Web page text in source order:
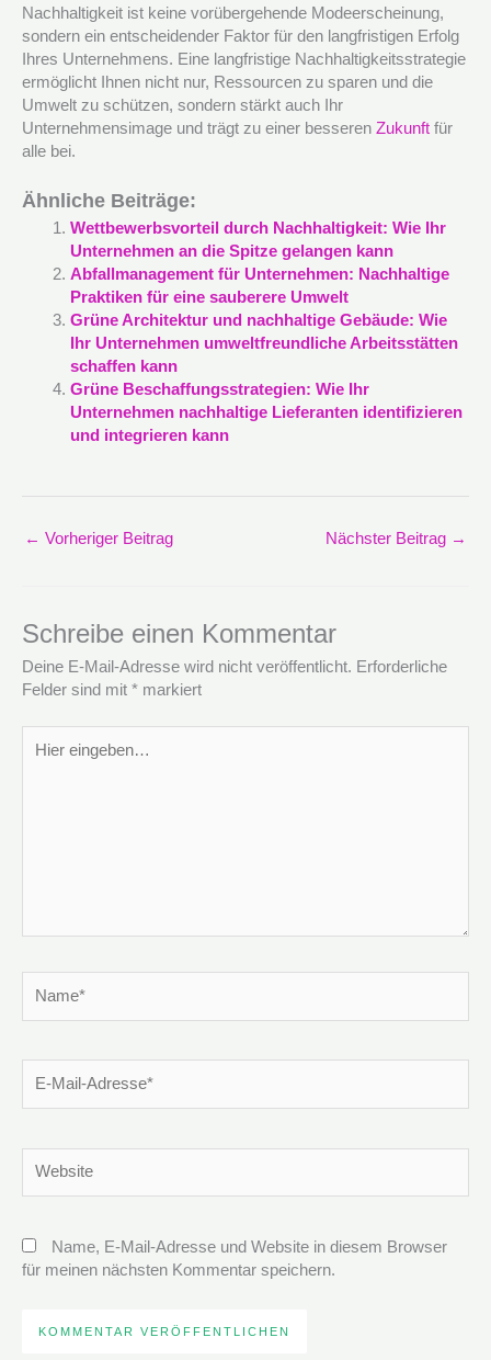
Nachhaltigkeit ist keine vorübergehende Modeerscheinung,
sondern ein entscheidender Faktor für den langfristigen Erfolg
Ihres Unternehmens. Eine langfristige Nachhaltigkeitsstrategie
ermöglicht Ihnen nicht nur, Ressourcen zu sparen und die
Umwelt zu schützen, sondern stärkt auch Ihr
Unternehmensimage und trägt zu einer besseren Zukunft für
alle bei.
Ähnliche Beiträge:
Wettbewerbsvorteil durch Nachhaltigkeit: Wie Ihr
Unternehmen an die Spitze gelangen kann
Abfallmanagement für Unternehmen: Nachhaltige
Praktiken für eine sauberere Umwelt
Grüne Architektur und nachhaltige Gebäude: Wie
Ihr Unternehmen umweltfreundliche Arbeitsstätten
schaffen kann
Grüne Beschaffungsstrategien: Wie Ihr
Unternehmen nachhaltige Lieferanten identifizieren
und integrieren kann
← Vorheriger Beitrag Nächster Beitrag →
Schreibe einen Kommentar
Deine E-Mail-Adresse wird nicht veröffentlicht. Erforderliche
Felder sind mit * markiert
eingeben…
Mail-
Name, E-Mail-Adresse und Website in diesem Browser
für meinen nächsten Kommentar speichern.